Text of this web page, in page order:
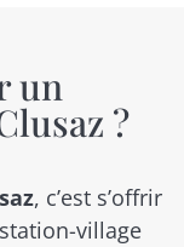
un
?
, c’est s’offrir
village